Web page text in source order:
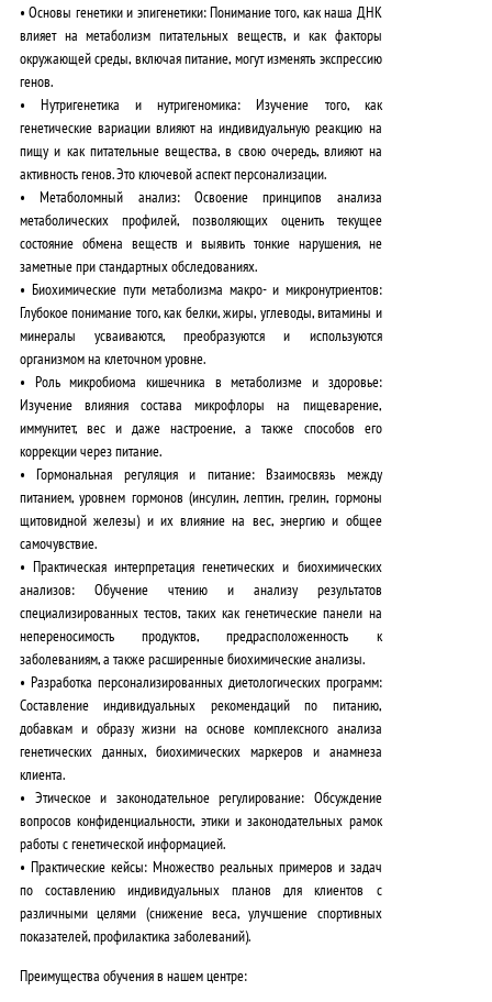
•Основы генетики и эпигенетики: Понимание того, как наша ДНК
влияет на метаболизм питательных веществ, и как факторы
окружающей среды, включая питание, могут изменять экспрессию
генов.
•Нутригенетика и нутригеномика: Изучение того, как
генетические вариации влияют на индивидуальную реакцию на
пищу и как питательные вещества, в свою очередь, влияют на
активность генов.Это ключевой аспект персонализации.
•Метаболомный анализ: Освоение принципов анализа
метаболических профилей, позволяющих оценить текущее
состояние обмена веществ и выявить тонкие нарушения, не
заметные при стандартных обследованиях.
• Биохимические пути метаболизма макро- и микронутриентов:
Глубокое понимание того, как белки, жиры, углеводы, витамины и
минералы усваиваются, преобразуются и используются
организмом на клеточном уровне.
• Роль микробиома кишечника в метаболизме и здоровье:
Изучение влияния состава микрофлоры на пищеварение,
иммунитет, вес и даже настроение, а также способов его
коррекции через питание.
•Гормональная регуляция и питание: Взаимосвязь между
питанием, уровнем гормонов (инсулин, лептин, грелин, гормоны
щитовидной железы) и их влияние на вес, энергию и общее
самочувствие.
•Практическая интерпретация генетических и биохимических
анализов: Обучение чтению и анализу результатов
специализированных тестов, таких как генетические панели на
непереносимость продуктов, предрасположенность к
заболеваниям, а также расширенные биохимические анализы.
• Разработка персонализированных диетологических программ:
Составление индивидуальных рекомендаций по питанию,
добавкам и образу жизни на основе комплексного анализа
генетических данных, биохимических маркеров и анамнеза
клиента.
• Этическое и законодательное регулирование: Обсуждение
вопросов конфиденциальности, этики и законодательных рамок
работы с генетической информацией.
• Практические кейсы: Множество реальных примеров и задач
по составлению индивидуальных планов для клиентов с
различными целями (снижение веса, улучшение спортивных
показателей, профилактика заболеваний).
Преимущества обучения в нашем центре: